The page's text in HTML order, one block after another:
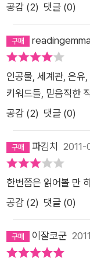
공감 (2) 댓글 (0)
인공물, 세계관, 은유
키워드들, 믿음직한
공감 (2) 댓글 (0)
파김치
한번쯤은 읽어볼 만
공감 (2) 댓글 (0)
이잘코군